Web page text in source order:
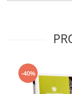
-40%